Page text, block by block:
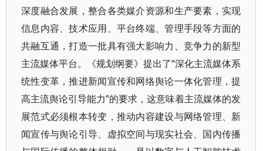
深度融合发展，整合各类媒介资源和生产要素，实现
信息内容、技术应用、平台终端、管理手段等方面的
共融互通，打造一批具有强大影响力、竞争力的新型
主流媒体平台。《规划纲要》提出了“深化主流媒体系
统性变革，推进新闻宣传和网络舆论一体化管理，提
高主流舆论引导能力”的要求，这意味着主流媒体的发
展范式必须根本转变，推动内容建设与网络管理、新
闻宣传与舆论引导、虚拟空间与现实社会、国内传播